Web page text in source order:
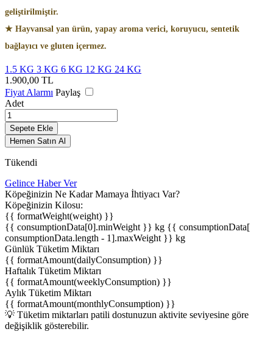
geliştirilmiştir.
★ Hayvansal yan ürün, yapay aroma verici, koruyucu, sentetik
bağlayıcı ve gluten içermez.
1.5 KG 3 KG 6 KG 12 KG 24 KG
1.900,00 TL
Fiyat Alarmı Paylaş
Adet
Sepete Ekle
Hemen Satın Al
Tükendi
Gelince Haber Ver
Köpeğinizin Ne Kadar Mamaya İhtiyacı Var?
Köpeğinizin Kilosu:
{{ formatWeight(weight) }}
{{ consumptionData[0].minWeight }} kg {{ consumptionData[
consumptionData.length - 1].maxWeight }} kg
Günlük Tüketim Miktarı
{{ formatAmount(dailyConsumption) }}
Haftalık Tüketim Miktarı
{{ formatAmount(weeklyConsumption) }}
Aylık Tüketim Miktarı
{{ formatAmount(monthlyConsumption) }}
💡 Tüketim miktarları patili dostunuzun aktivite seviyesine göre
değişiklik gösterebilir.